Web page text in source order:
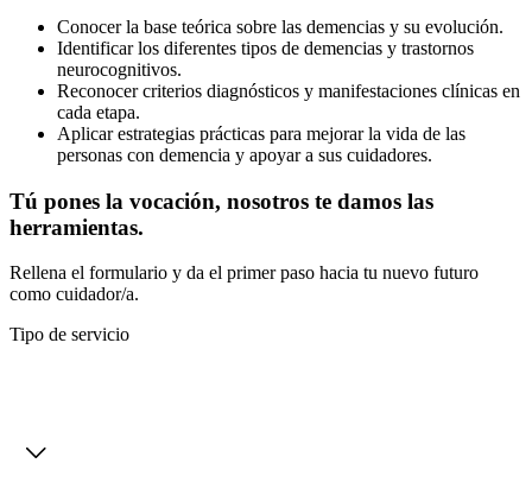
Conocer la base teórica sobre las demencias y su evolución.
Identificar los diferentes tipos de demencias y trastornos
neurocognitivos.
Reconocer criterios diagnósticos y manifestaciones clínicas en
cada etapa.
Aplicar estrategias prácticas para mejorar la vida de las
personas con demencia y apoyar a sus cuidadores.
Tú pones la vocación, nosotros te damos las
herramientas.
Rellena el formulario y da el primer paso hacia tu nuevo futuro
como cuidador/a.
Tipo de servicio